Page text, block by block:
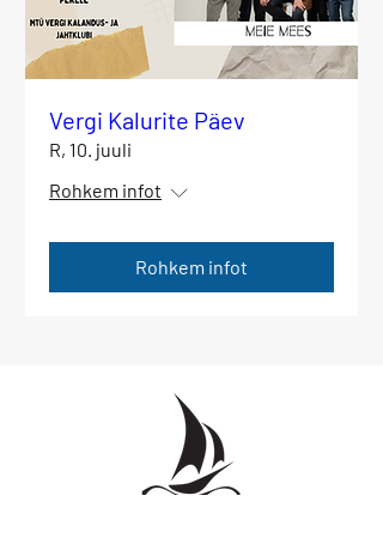
Vergi Kalurite Päev
R, 10. juuli
Rohkem infot
Rohkem infot